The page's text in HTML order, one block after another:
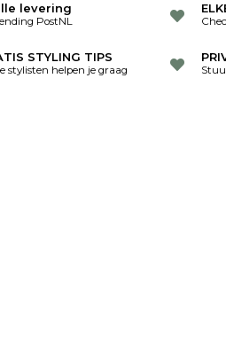
levering
PostNL
STYLING TIPS
stylisten helpen je graag